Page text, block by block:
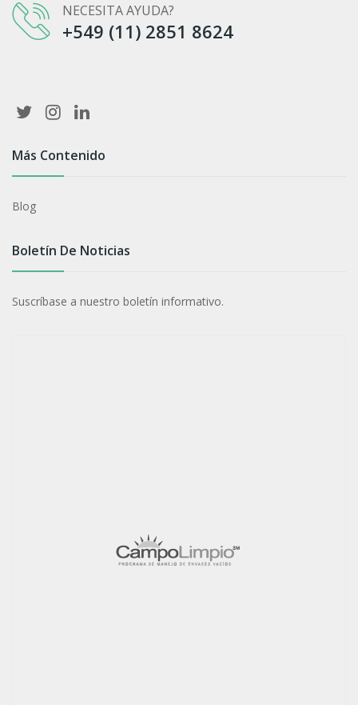
NECESITA AYUDA?
+549 (11) 2851 8624‬
Más Contenido
Blog
Boletín De Noticias
Suscríbase a nuestro boletín informativo.